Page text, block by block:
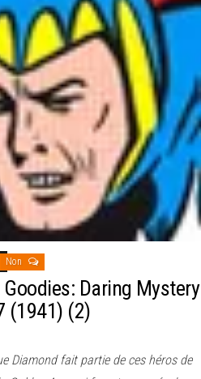
Non
Daring Mystery
(1941) (2)
Diamond fait partie de ces héros de